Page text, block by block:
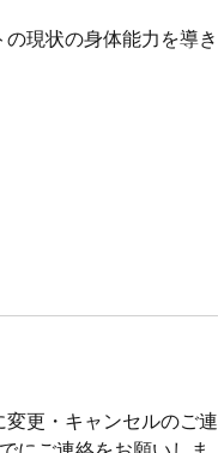
現状の身体能力を導き
更・キャンセルのご連